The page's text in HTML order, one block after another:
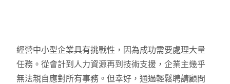
經營中小型企業具有挑戰性，因為成功需要處理大量
任務。從會計到人力資源再到技術支援，企業主幾乎
無法親自應對所有事務。但幸好，通過輕鬆聘請顧問